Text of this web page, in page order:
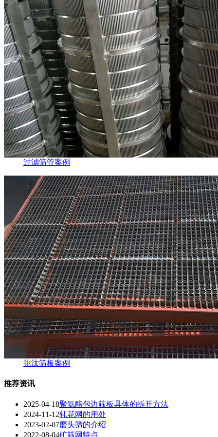
过滤筛管案例
跳汰筛板案例
推荐资讯
2025-04-18聚氨酯包边筛板具体的拆开方法
2024-11-12轧花网的用处
2023-02-07磨头筛的介绍
2022-08-04矿筛网特点